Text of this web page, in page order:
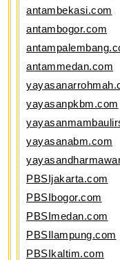
antambekasi.com
antambogor.com
antammedan.com
yayasanpkbm.com
yayasanabm.com
PBSIjakarta.com
PBSIbogor.com
PBSImedan.com
PBSIlampung.com
PBSIkaltim.com